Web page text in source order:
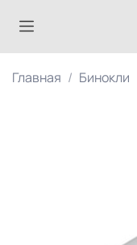
Главная Бинокли